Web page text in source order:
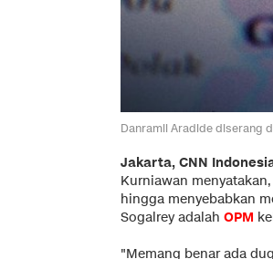
Danramil Aradide diserang
Jakarta, CNN
Kurniawan
hingga menyebabkan
Sogalrey adalah OPM
"Memang benar ada